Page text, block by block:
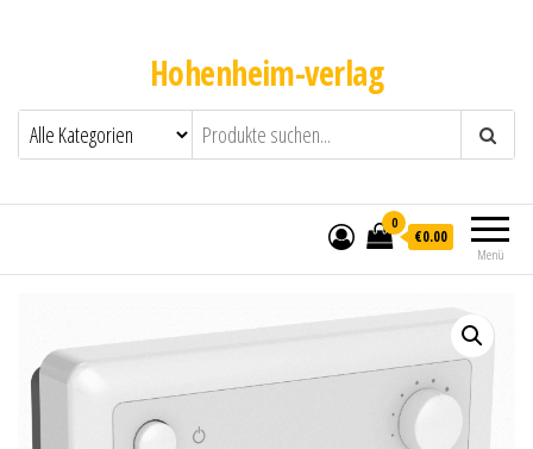
Hohenheim-verlag
Menü
0
€0.00